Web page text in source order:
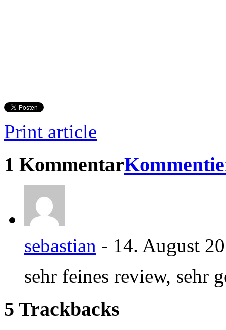
Print article
1 Kommentar
sebastian - 14. August
sehr feines review, sehr
5 Trackbacks